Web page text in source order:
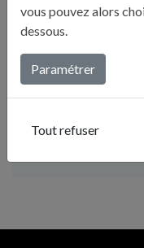
Ne craignez pas
vous pouvez alors
dessous.
Paramétrer
Tout refuser